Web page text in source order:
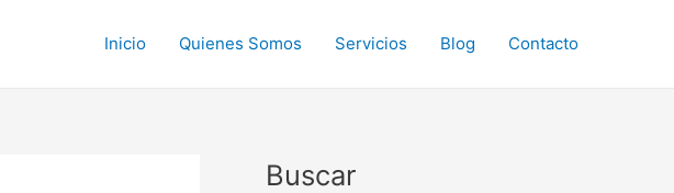
Inicio Quienes Somos Servicios Blog Contacto
Buscar